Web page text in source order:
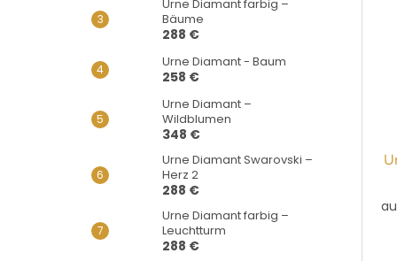
Urne Diamant farbig –
Bäume
288 €
Urne Diamant - Baum
258 €
Urne Diamant –
Wildblumen
348 €
Urne Diamant Swarovski –
Herz 2
288 €
Urne Diamant farbig –
Leuchtturm
288 €